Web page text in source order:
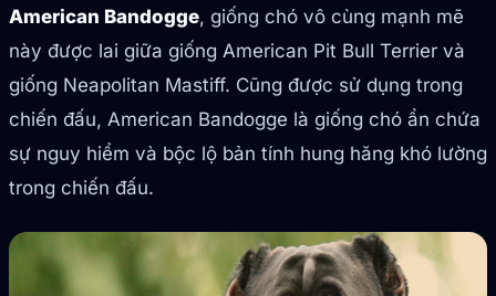
American Bandogge, giống chó vô cùng mạnh mẽ
này được lai giữa giống American Pit Bull Terrier và
giống Neapolitan Mastiff. Cũng được sử dụng trong
chiến đấu, American Bandogge là giống chó ẩn chứa
sự nguy hiểm và bộc lộ bản tính hung hăng khó lường
trong chiến đấu.